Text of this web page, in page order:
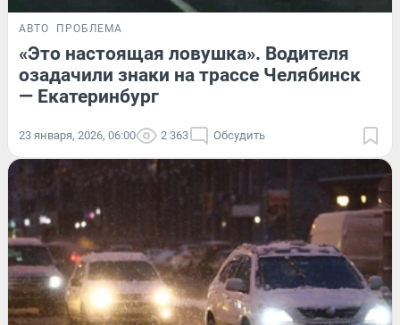
АВТО ПРОБЛЕМА
«Это настоящая ловушка». Водителя
озадачили знаки на трассе Челябинск
— Екатеринбург
23 января, 2026, 06:00 2 363 Обсудить